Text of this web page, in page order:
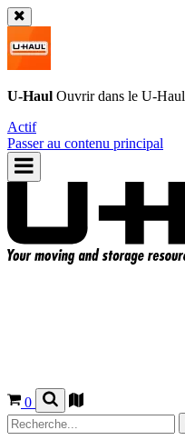
U-Haul Ouvrir dans le U-Haul
Actif
Passer au contenu principal
0